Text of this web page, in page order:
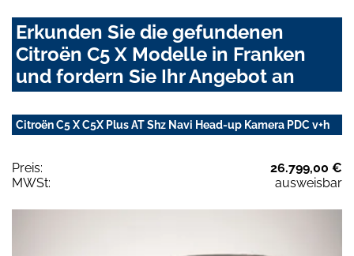
Erkunden Sie die gefundenen
Citroën C5 X Modelle in Franken
und fordern Sie Ihr Angebot an
Citroën C5 X C5X Plus AT Shz Navi Head-up Kamera PDC v+h
Preis:
26.799,00 €
MWSt:
ausweisbar